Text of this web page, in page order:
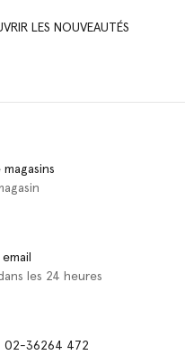
LES NOUVEAUTÉS
les 24 heures
02-36264 472